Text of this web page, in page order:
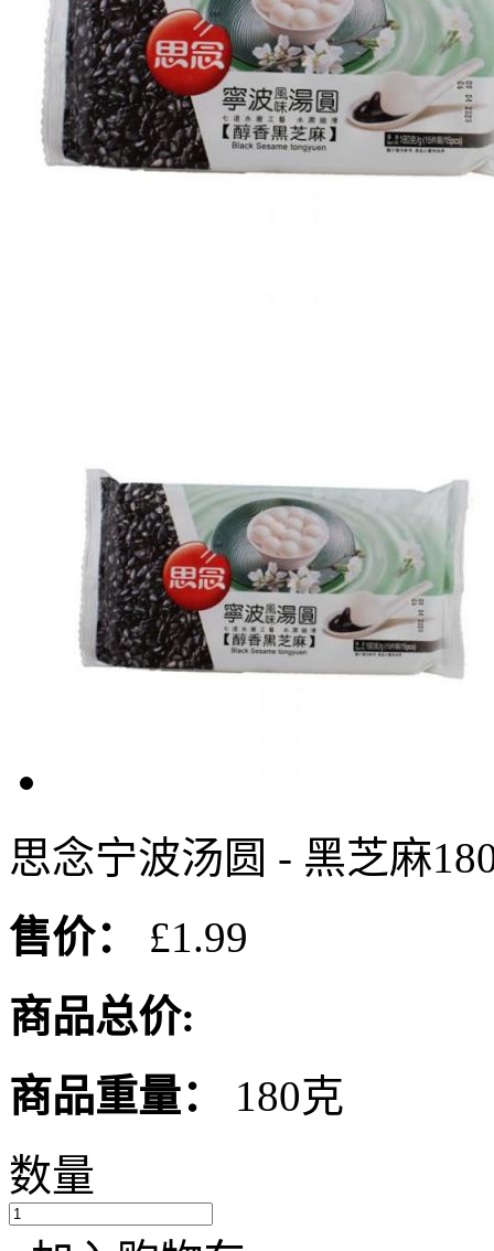
思念宁波汤圆 - 黑芝麻
售价：
£1.99
商品总价:
商品重量：
180克
数量